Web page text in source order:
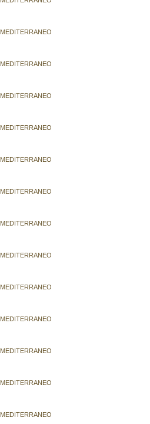
MEDITERRANEO
MEDITERRANEO
MEDITERRANEO
MEDITERRANEO
MEDITERRANEO
MEDITERRANEO
MEDITERRANEO
MEDITERRANEO
MEDITERRANEO
MEDITERRANEO
MEDITERRANEO
MEDITERRANEO
MEDITERRANEO